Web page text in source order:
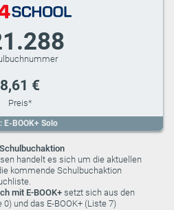
E-BOOK+ Solo
8,61 €
handelt es sich um die aktuellen
kommende Schulbuchaktion
mit E-BOOK+ setzt sich aus den
und das E-BOOK+ (Liste 7)